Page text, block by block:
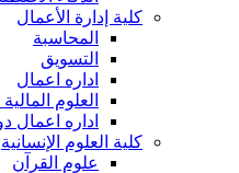
كلية إدارة الأعمال
المحاسبة
التسويق
اداره اعمال
العلوم
اداره اعمال
كلية العلوم الإنسانية
علوم القرآن